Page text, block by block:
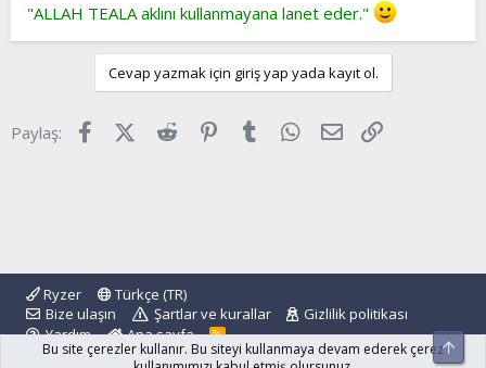
"ALLAH TEALA aklını kullanmayana lanet eder."
Cevap yazmak için giriş yap yada kayıt ol.
Paylaş: FacebookX (Twitter)
Reddit Pinterest
Tumblr WhatsApp
E-posta
Ryzer
Türkçe (TR)
Bize ulaşın
Şartlar ve kurallar
Gizlilik politikası
Yardım
Ana sayfa
R
S
S
Bu site çerezler kullanır. Bu siteyi kullanmaya devam ederek çerez Üst